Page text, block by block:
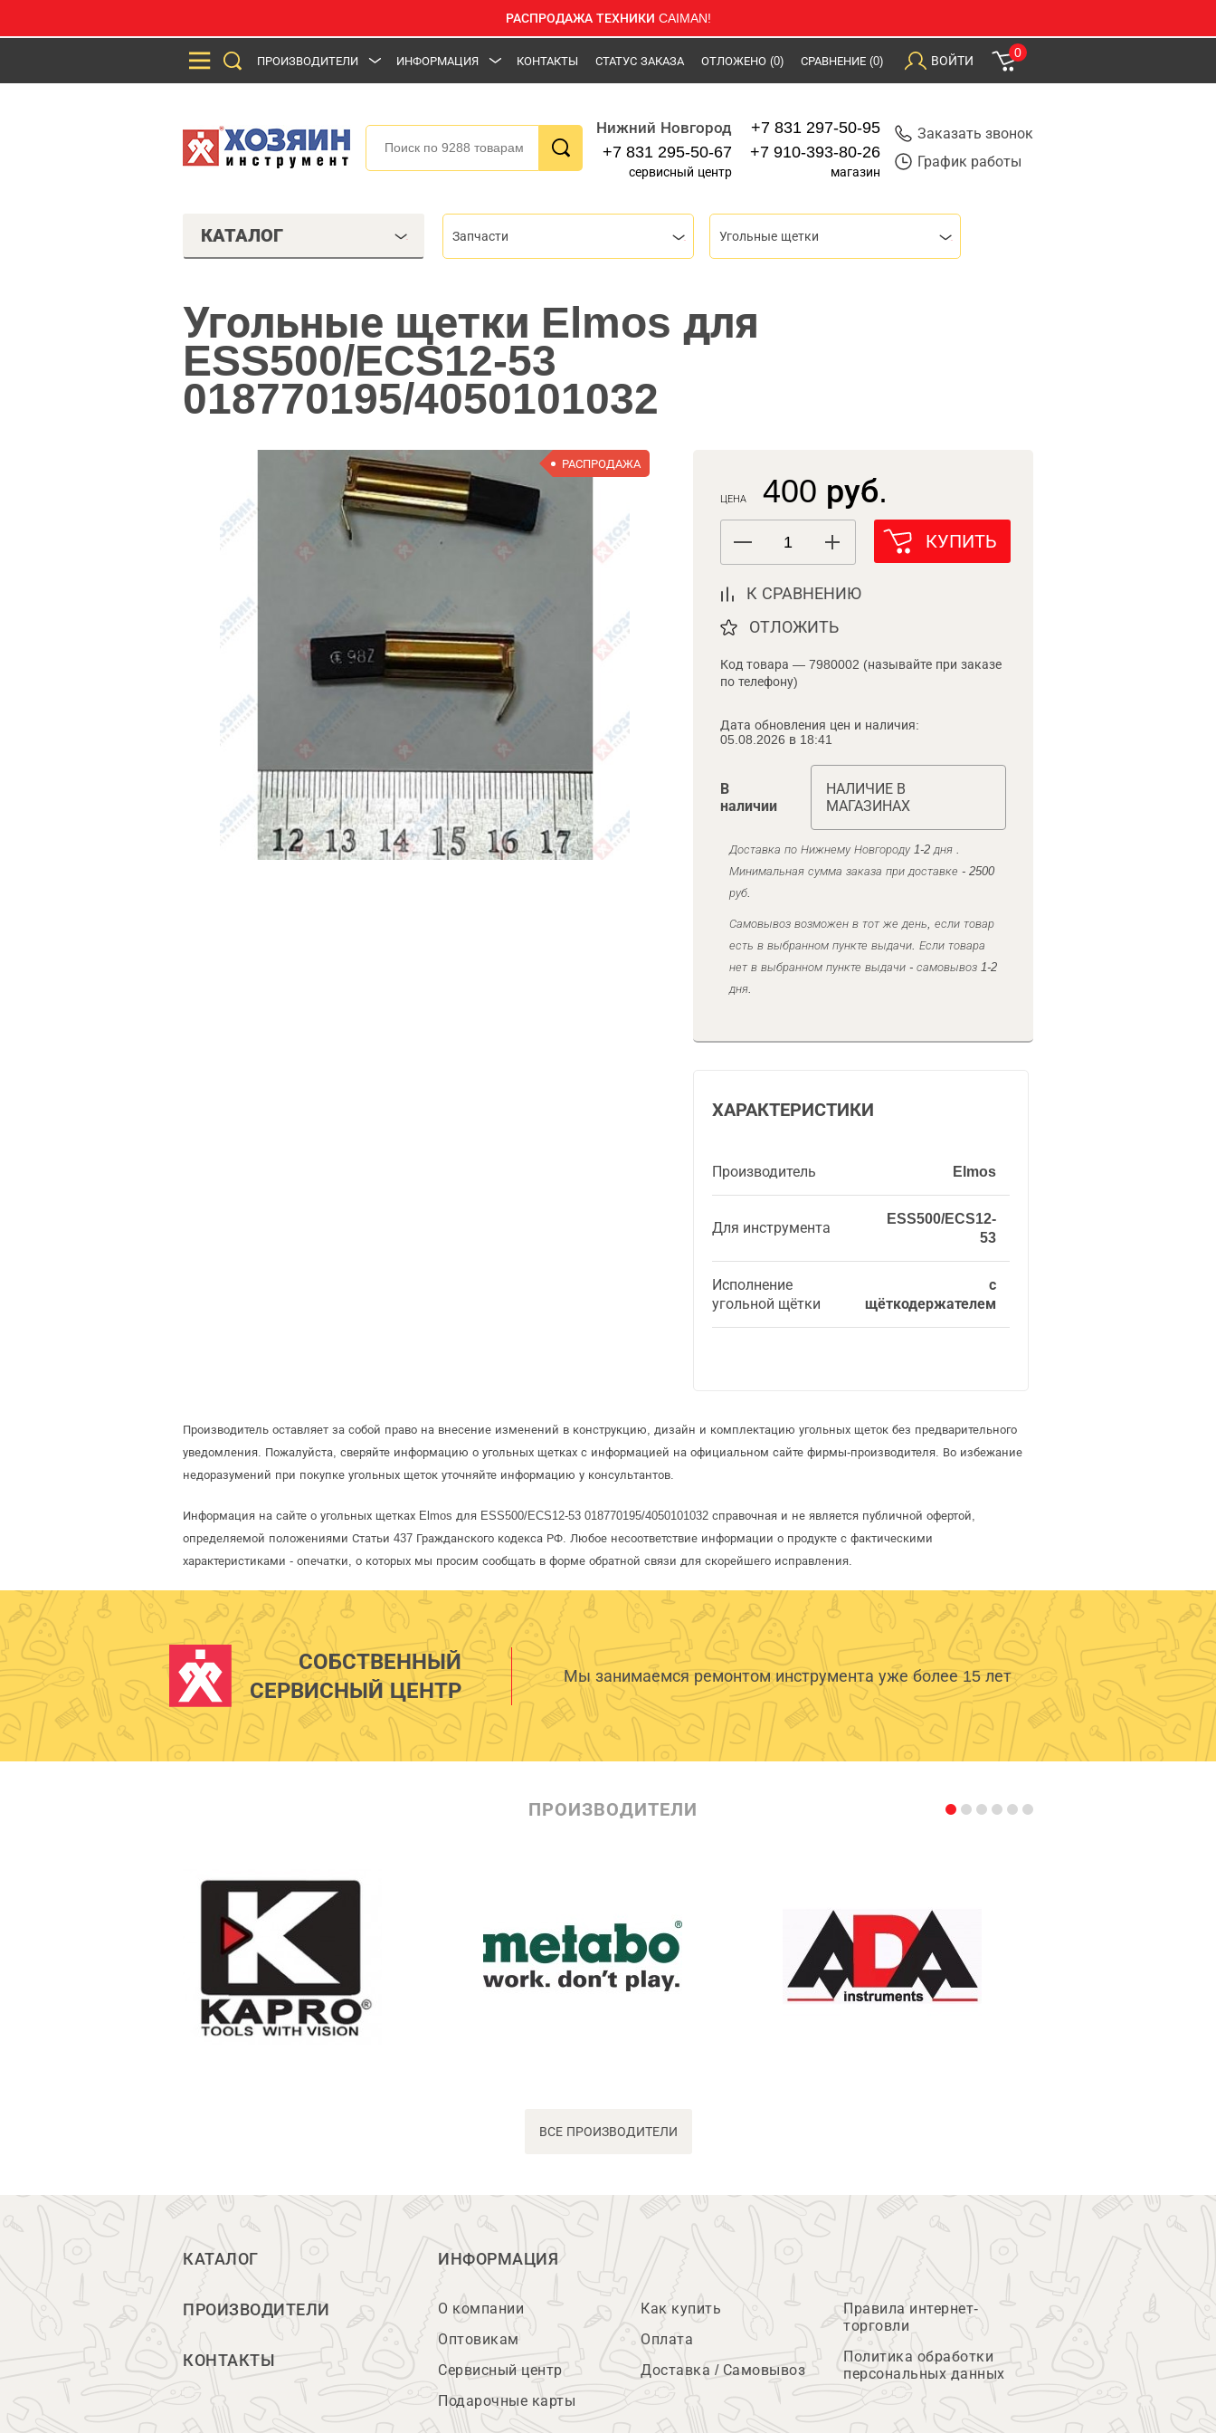
РАСПРОДАЖА ТЕХНИКИ CAIMAN!
ПРОИЗВОДИТЕЛИ ИНФОРМАЦИЯ КОНТАКТЫ СТАТУС ЗАКАЗА ОТЛОЖЕНО (0) СРАВНЕНИЕ (0) ВОЙТИ
0
Нижний Новгород
+7 831 295-50-67
сервисный центр
+7 831 297-50-95
+7 910-393-80-26
магазин
Заказать звонок
График работы
КАТАЛОГ Запчасти Угольные щетки
Угольные щетки Elmos для
ESS500/ECS12-53
018770195/4050101032
РАСПРОДАЖА
ЦЕНА 400 руб.
КУПИТЬ
К СРАВНЕНИЮ
ОТЛОЖИТЬ
Код товара — 7980002 (называйте при заказе
по телефону)
Дата обновления цен и наличия:
05.08.2026 в 18:41
В
наличии
НАЛИЧИЕ В
МАГАЗИНАХ
Доставка по Нижнему Новгороду 1-2 дня .
Минимальная сумма заказа при доставке - 2500
руб.
Самовывоз возможен в тот же день, если товар
есть в выбранном пункте выдачи. Если товара
нет в выбранном пункте выдачи - самовывоз 1-2
дня.
ХАРАКТЕРИСТИКИ
Производитель Elmos
Для инструмента
ESS500/ECS12-
53
Исполнение
угольной щётки
с
щёткодержателем
Производитель оставляет за собой право на внесение изменений в конструкцию, дизайн и комплектацию угольных щеток без предварительного
уведомления. Пожалуйста, сверяйте информацию о угольных щетках с информацией на официальном сайте фирмы-производителя. Во избежание
недоразумений при покупке угольных щеток уточняйте информацию у консультантов.
Информация на сайте о угольных щетках Elmos для ESS500/ECS12-53 018770195/4050101032 справочная и не является публичной офертой,
определяемой положениями Статьи 437 Гражданского кодекса РФ. Любое несоответствие информации о продукте с фактическими
характеристиками - опечатки, о которых мы просим сообщать в форме обратной связи для скорейшего исправления.
СОБСТВЕННЫЙ
СЕРВИСНЫЙ ЦЕНТР
Мы занимаемся ремонтом инструмента уже более 15 лет
ПРОИЗВОДИТЕЛИ
ВСЕ ПРОИЗВОДИТЕЛИ
КАТАЛОГ
ПРОИЗВОДИТЕЛИ
КОНТАКТЫ
ИНФОРМАЦИЯ
О компании
Оптовикам
Сервисный центр
Подарочные карты
Как купить
Оплата
Доставка / Самовывоз
Правила интернет-
торговли
Политика обработки
персональных данных